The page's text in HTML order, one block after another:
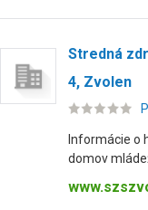
Stredná
4, Zvolen
Informácie o
domov